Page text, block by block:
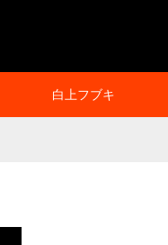
白上フブキ